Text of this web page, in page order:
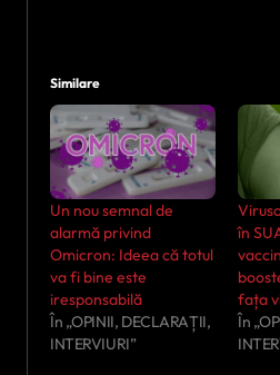
Similare
Un nou semnal de
alarmă privind
Omicron: Ideea că totul
va fi bine este
iresponsabilă
În „OPINII, DECLARAȚII,
INTERVIURI”
în
fața
În